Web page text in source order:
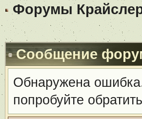
Форумы
Сообщение
Обнаружена
попробуйте